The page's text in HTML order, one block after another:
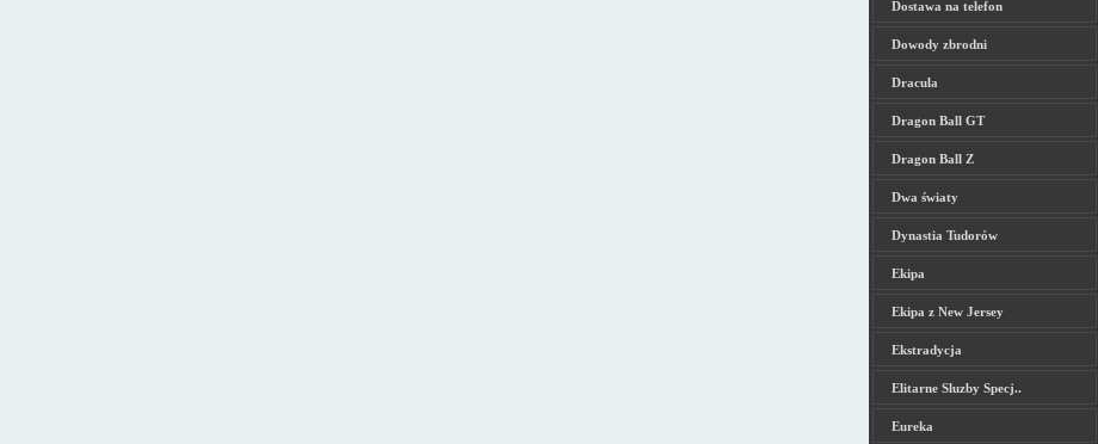
Dostawa na telefon
Dowody zbrodni
Dracula
Dragon Ball GT
Dragon Ball Z
Dwa światy
Dynastia Tudorów
Ekipa
Ekipa z New Jersey
Ekstradycja
Elitarne Sluzby Specj..
Eureka